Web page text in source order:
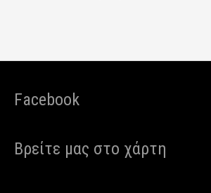
Facebook
Βρείτε μας στο χάρτη